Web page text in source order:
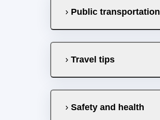
Public transportation
Travel tips
Safety and health